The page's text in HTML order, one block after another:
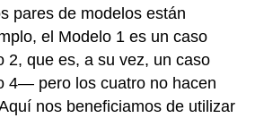
pares de modelos están
el Modelo 1 es un caso
2, que es, a su vez, un caso
4— pero los cuatro no hacen
nos beneficiamos de utilizar